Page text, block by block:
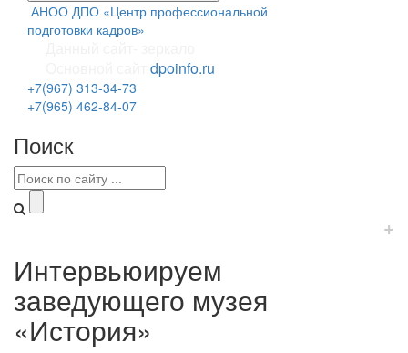
АНОО ДПО «Центр профессиональной
подготовки кадров»
dpoinfo.ru
+7(967) 313-34-73
+7(965) 462-84-07
Поиск
+
Интервьюируем
заведующего музея
«История»